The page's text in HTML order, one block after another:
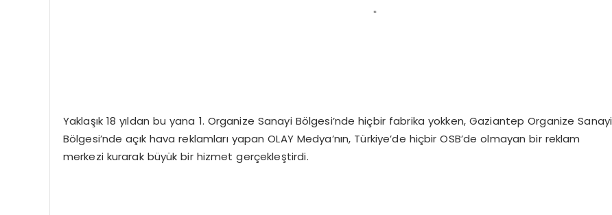
Yaklaşık 18 yıldan bu yana 1. Organize Sanayi Bölgesi’nde hiçbir fabrika yokken, Gaziantep Organize Sanayi
Bölgesi’nde açık hava reklamları yapan OLAY Medya’nın, Türkiye’de hiçbir OSB’de olmayan bir reklam
merkezi kurarak büyük bir hizmet gerçekleştirdi.